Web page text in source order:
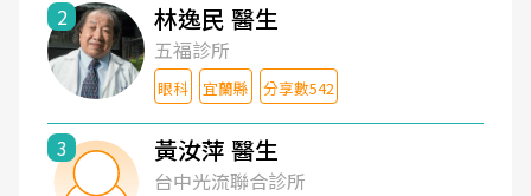
2 林逸民 醫生
五福診所
眼科 宜蘭縣 分享數542
3 黃汝萍 醫生
台中光流聯合診所